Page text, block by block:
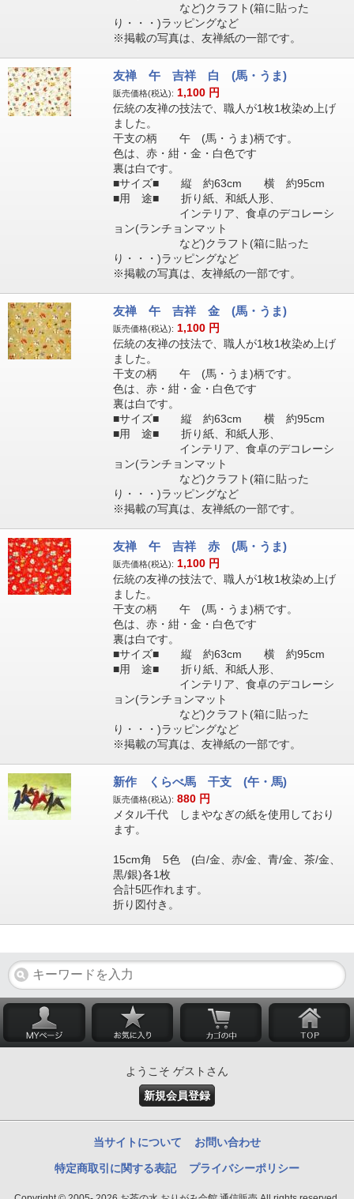
など)クラフト(箱に貼った
り・・・)ラッピングなど
※掲載の写真は、友禅紙の一部です。
友禅 午 吉祥 白 (馬・うま)
販売価格(税込): 1,100 円
伝統の友禅の技法で、職人が1枚1枚染め上げ
ました。
干支の柄 午 (馬・うま)柄です。
色は、赤・紺・金・白色です
裏は白です。
■サイズ■ 縦 約63cm 横 約95cm
■用 途■ 折り紙、和紙人形、
インテリア、食卓のデコレーシ
ョン(ランチョンマット
など)クラフト(箱に貼った
り・・・)ラッピングなど
※掲載の写真は、友禅紙の一部です。
友禅 午 吉祥 金 (馬・うま)
販売価格(税込): 1,100 円
伝統の友禅の技法で、職人が1枚1枚染め上げ
ました。
干支の柄 午 (馬・うま)柄です。
色は、赤・紺・金・白色です
裏は白です。
■サイズ■ 縦 約63cm 横 約95cm
■用 途■ 折り紙、和紙人形、
インテリア、食卓のデコレーシ
ョン(ランチョンマット
など)クラフト(箱に貼った
り・・・)ラッピングなど
※掲載の写真は、友禅紙の一部です。
友禅 午 吉祥 赤 (馬・うま)
販売価格(税込): 1,100 円
伝統の友禅の技法で、職人が1枚1枚染め上げ
ました。
干支の柄 午 (馬・うま)柄です。
色は、赤・紺・金・白色です
裏は白です。
■サイズ■ 縦 約63cm 横 約95cm
■用 途■ 折り紙、和紙人形、
インテリア、食卓のデコレーシ
ョン(ランチョンマット
など)クラフト(箱に貼った
り・・・)ラッピングなど
※掲載の写真は、友禅紙の一部です。
新作 くらべ馬 干支 (午・馬)
販売価格(税込): 880 円
メタル千代 しまやなぎの紙を使用しており
ます。
15cm角 5色 (白/金、赤/金、青/金、茶/金、
黒/銀)各1枚
合計5匹作れます。
折り図付き。
ようこそ ゲストさん
新規会員登録
当サイトについて お問い合わせ
特定商取引に関する表記 プライバシーポリシー